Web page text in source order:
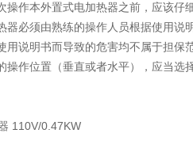
操作本外置式电加热器之前，应该仔
器必须由熟练的操作人员根据使用说
用说明书而导致的危害均不属于担保范
操作位置（垂直或者水平），应当选